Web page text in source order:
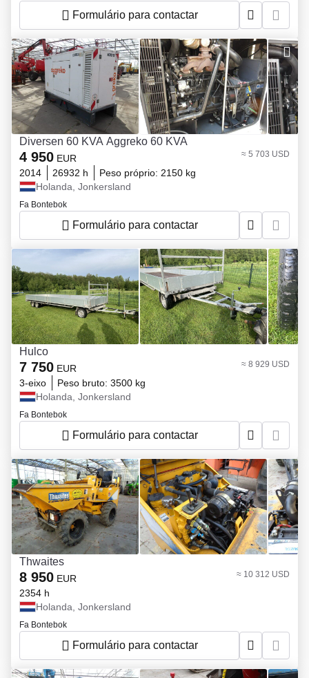
Formulário para contactar
Diversen 60 KVA Aggreko 60 KVA
4 950 EUR ≈ 5 703 USD
2014 26932 h Peso próprio: 2150 kg
Holanda, Jonkersland
Fa Bontebok
Formulário para contactar
Hulco
7 750 EUR ≈ 8 929 USD
3-eixo Peso bruto: 3500 kg
Holanda, Jonkersland
Fa Bontebok
Formulário para contactar
Thwaites
8 950 EUR ≈ 10 312 USD
2354 h
Holanda, Jonkersland
Fa Bontebok
Formulário para contactar